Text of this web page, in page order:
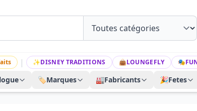
| ✨DISNEY TRADITIONS 👜LOUNGEFLY 🎭
🏷️Marques 🏭Fabricants 🎉Fetes